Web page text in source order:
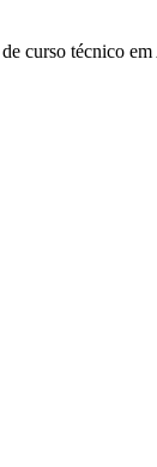
curso técnico